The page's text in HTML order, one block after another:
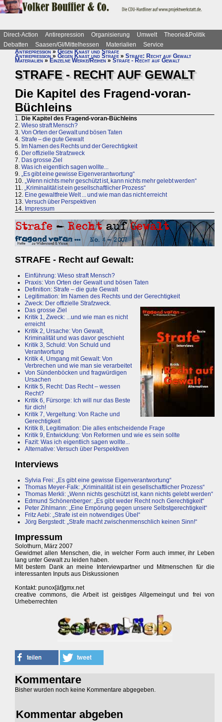
Direct-Action Antirepression Organisierung Umwelt
Theorie&Politik
Debatten
Saasen/GI/Mittelhessen Materialien
Service
Antirepression»Gegen Knast und Strafe
Antirepression » Gegen Knast und Strafe » Strafe: Recht auf Gewalt
Materialien » Einzelne Werke/Reihen » Strafe - Recht auf Gewalt
STRAFE - RECHT AUF GEWALT
Die Kapitel des Fragend-voran-
Büchleins
1. Die Kapitel des Fragend-voran-Büchleins
2. Wieso straft Mensch?
3. Von Orten der Gewalt und bösen Taten
4. Strafe – die gute Gewalt
5. Im Namen des Rechts und der Gerechtigkeit
6. Der offizielle Strafzweck
7. Das grosse Ziel
8. Was ich eigentlich sagen wollte...
9. „Es gibt eine gewisse Eigenverantwortung“
10. „Wenn nichts mehr geschützt ist, kann nichts mehr gelebt werden“
11. „Kriminalität ist ein gesellschaftlicher Prozess“
12. Eine gewaltfreie Welt ... und wie man das nicht erreicht
13. Versuch über Perspektiven
14. Impressum
STRAFE - Recht auf Gewalt:
Einführung: Wieso straft Mensch?
Praxis: Von Orten der Gewalt und bösen Taten
Definition: Strafe – die gute Gewalt
Legitimation: Im Namen des Rechts und der Gerechtigkeit
Zweck: Der offizielle Strafzweck.
Das grosse Ziel
Kritik 1, Zweck: ...und wie man es nicht
erreicht
Kritik 2, Ursache: Von Gewalt,
Kriminalität und was davor geschieht
Kritik 3, Schuld: Von Schuld und
Verantwortung
Kritik 4, Umgang mit Gewalt: Von
Verbrechen und wie man sie verarbeitet
Von Sündenböcken und fragwürdigen
Ursachen
Kritik 5, Recht: Das Recht – wessen
Recht?
Kritik 6, Fürsorge: Ich will nur das Beste
für dich!
Kritik 7, Vergeltung: Von Rache und
Gerechtigkeit
Kritik 8, Legitimation: Die alles entscheidende Frage
Kritik 9, Entwicklung: Von Reformen und wie es sein sollte
Fazit: Was ich eigentlich sagen wollte...
Alternative: Versuch über Perspektiven
Interviews
Sylvia Frei: „Es gibt eine gewisse Eigenverantwortung“
Thomas Meyer-Falk: „Kriminalität ist ein gesellschaftlicher Prozess“
Thomas Merkli: „Wenn nichts geschützt ist, kann nichts gelebt werden“
Edmund Schönenberger: „Es gibt weder Recht noch Gerechtigkeit“
Peter Zihlmann: „Eine Empörung gegen unsere Selbstgerechtigkeit“
Fritz Aebi: „Strafe ist ein notwendiges Übel“
Jörg Bergstedt: „Strafe macht zwischenmenschlich keinen Sinn!“
Impressum
Solothurn, März 2007
Gewidmet allen Menschen, die, in welcher Form auch immer, ihr Leben
lang unter Gewalt zu leiden haben.
Mit bestem Dank an meine Interviewpartner und Mitmenschen für die
interessanten Inputs aus Diskussionen
Kontakt: punox[ät]gmx.net
creative commons, die Arbeit ist geistiges Allgemeingut und frei von
Urheberrechten
Kommentare
Bisher wurden noch keine Kommentare abgegeben.
Kommentar abgeben